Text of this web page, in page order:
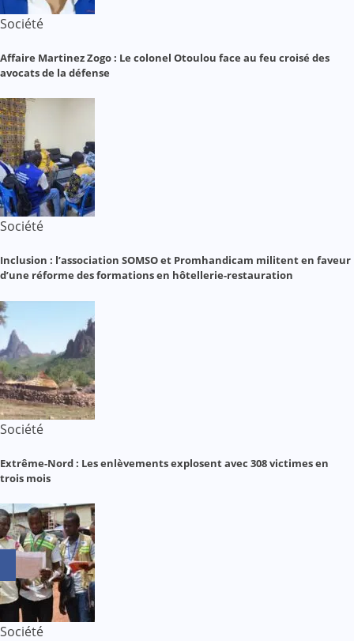
Société
Affaire Martinez Zogo : Le colonel Otoulou face au feu croisé des
avocats de la défense
Société
Inclusion : l’association SOMSO et Promhandicam militent en faveur
d’une réforme des formations en hôtellerie-restauration
Société
Extrême-Nord : Les enlèvements explosent avec 308 victimes en
trois mois
Société